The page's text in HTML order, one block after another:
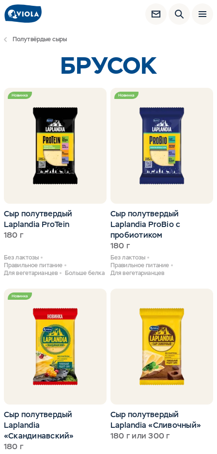
Полутвёрдые сыры
БРУСОК
Новинка
Сыр полутвердый
Laplandia ProTein
180 г
Без лактозы
Правильное питание
Для вегетарианцев
Больше белка
Новинка
Сыр полутвердый
Laplandia ProBio с
пробиотиком
180 г
Без лактозы
Правильное питание
Для вегетарианцев
Новинка
Сыр полутвердый
Laplandia
«Скандинавский»
180 г
Сыр полутвердый
Laplandia «Сливочный»
180 г или 300 г